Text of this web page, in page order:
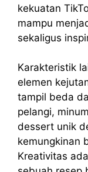
kekuatan
mampu
sekaligus
Karakteristik
elemen
tampil beda
pelangi,
dessert unik
kemungkinan
Kreativitas